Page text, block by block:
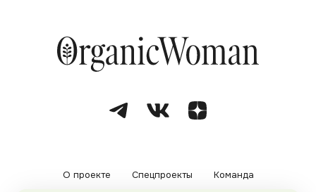
О проекте Спецпроекты Команда